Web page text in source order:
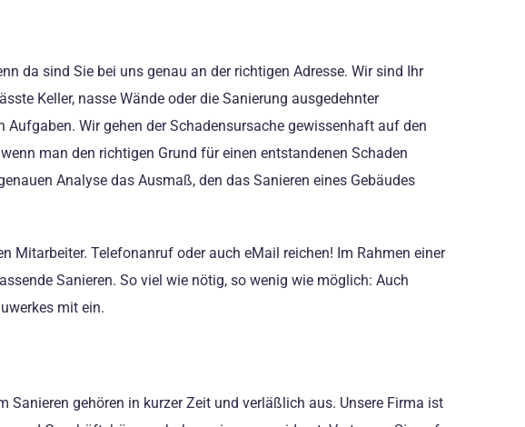
da sind Sie bei uns genau an der richtigen Adresse. Wir sind Ihr
Keller, nasse Wände oder die Sanierung ausgedehnter
Wir gehen der Schadensursache gewissenhaft auf den
man den richtigen Grund für einen entstandenen Schaden
Analyse das Ausmaß, den das Sanieren eines Gebäudes
Mitarbeiter. Telefonanruf oder auch eMail reichen! Im Rahmen einer
Sanieren. So viel wie nötig, so wenig wie möglich: Auch
mit ein.
gehören in kurzer Zeit und verläßlich aus. Unsere Firma ist